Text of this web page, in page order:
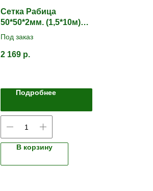
Сетка Рабица
50*50*2мм. (1,5*10м)
Оцинкованная
Под заказ
2 169 р.
Подробнее
В корзину